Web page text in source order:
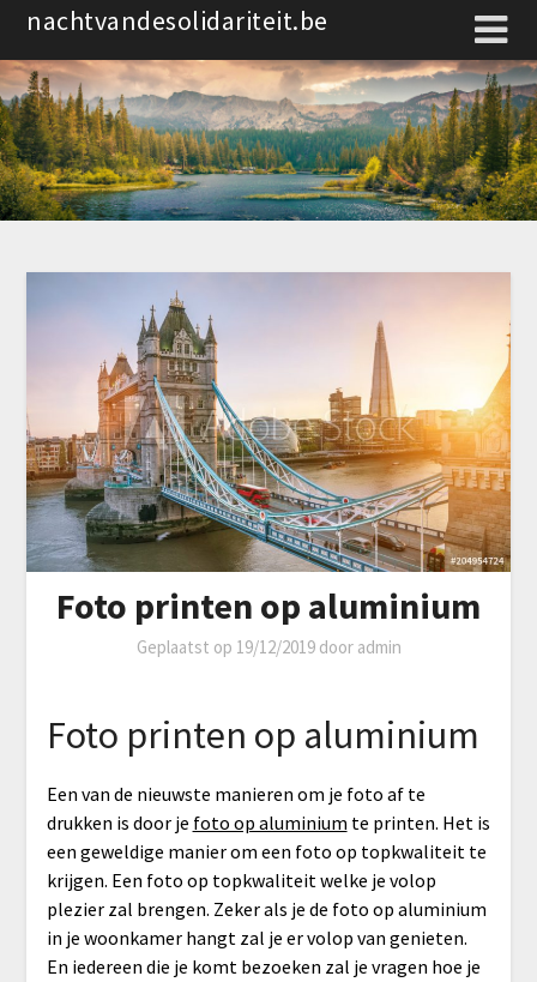
Spring
de
inhoud
nachtvandesolidariteit.be
Foto printen op aluminium
Geplaatst op 19/12/2019door admin
Foto printen op aluminium
Een van de nieuwste manieren om je foto af te
drukken is door je foto op aluminium te printen. Het is
een geweldige manier om een foto op topkwaliteit te
krijgen. Een foto op topkwaliteit welke je volop
plezier zal brengen. Zeker als je de foto op aluminium
in je woonkamer hangt zal je er volop van genieten.
En iedereen die je komt bezoeken zal je vragen hoe je